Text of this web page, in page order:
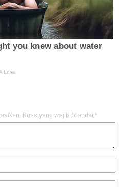
Ruas yang wajib ditandai *